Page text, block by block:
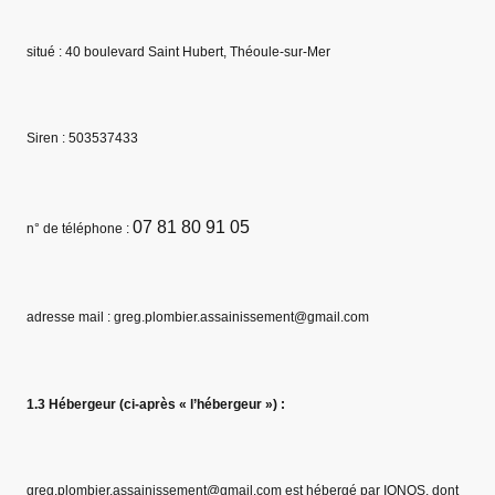
situé : 40 boulevard Saint Hubert, Théoule-sur-Mer
Siren : 503537433
n° de téléphone : 07 81 80 91 05
adresse mail : greg.plombier.assainissement@gmail.com
1.3 Hébergeur (ci-après « l’hébergeur ») :
greg.plombier.assainissement@gmail.com est hébergé par IONOS, dont